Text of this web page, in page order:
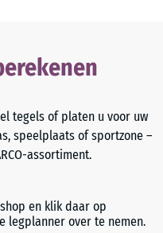
tegels of platen u voor uw
speelplaats of sportzone –
assortiment.
en klik daar op
legplanner over te nemen.